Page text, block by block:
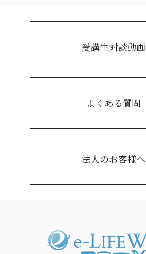
受講生対談動画
よくある質問
法人のお客様へ